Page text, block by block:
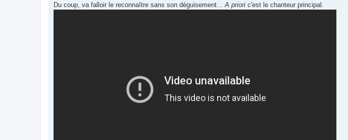
g
e
Du coup, va falloir le reconnaître sans son déguisement...A priori c'est le chanteur principal.